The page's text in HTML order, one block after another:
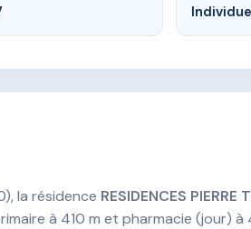
la résidence RESIDENCES PIERRE
à 410 m et pharmacie (jour)